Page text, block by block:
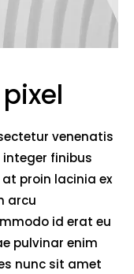
venenatis
finibus
proin lacinia ex
arcu
id erat eu
pulvinar enim
nunc sit amet